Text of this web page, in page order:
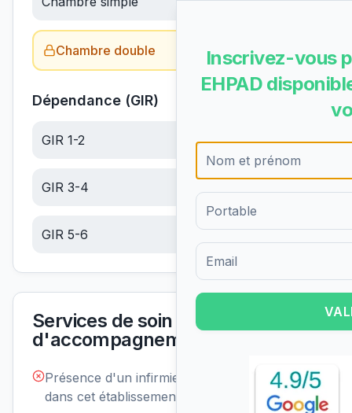
Chambre double Obtenir le tarif →
Dépendance (GIR)
GIR 1-2 24.56€/jour
GIR 3-4
GIR 5-6 6.61€/jour
Services de soin et
d'accompagnement
Présence d'un infirmier de nuit
dans cet établissement :
Non
disponible
Inscrivez-vous
EHPAD
Formulaire d'inscription pour